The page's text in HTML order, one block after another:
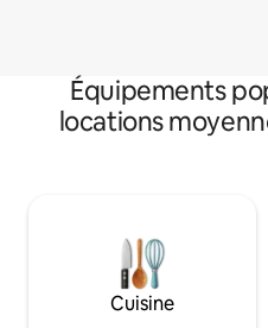
Équipements
locations
Cuisine